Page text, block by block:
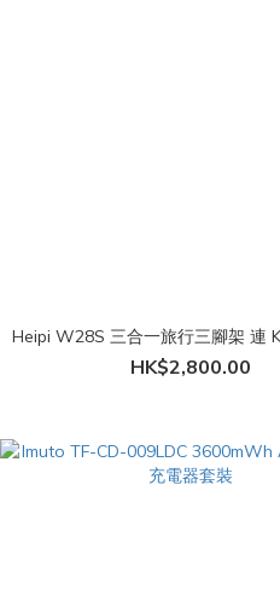
Heipi W28S 三合一旅行三腳架 連
HK$2,800.00